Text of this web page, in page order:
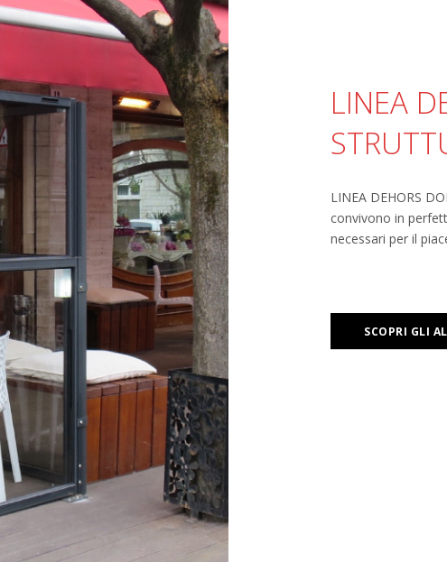
LINEA
LINEA DEHORS
convivono in
necessari per il
SCOPRI GLI